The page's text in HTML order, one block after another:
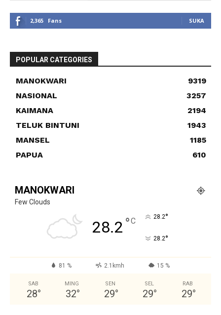
2,365 Fans SUKA
POPULAR CATEGORIES
MANOKWARI
9319
NASIONAL
3257
KAIMANA
2194
TELUK BINTUNI
1943
MANSEL
1185
PAPUA
610
MANOKWARI
Few Clouds
28.2 °C 28.2°
28.2°
81 % 2.1kmh 15 %
SAB
28°
MING
32°
SEN
29°
SEL
29°
RAB
29°